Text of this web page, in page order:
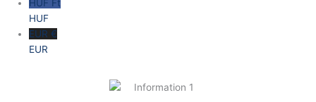
HUF Ft
HUF
EUR €
EUR